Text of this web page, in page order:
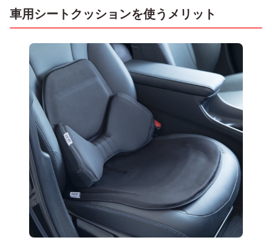
車用シートクッションを使うメリット